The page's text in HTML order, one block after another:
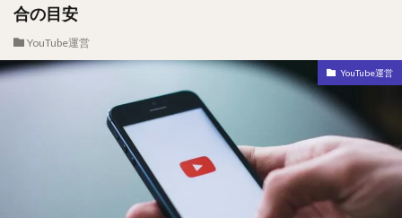
合の目安
YouTube運営
YouTube運営